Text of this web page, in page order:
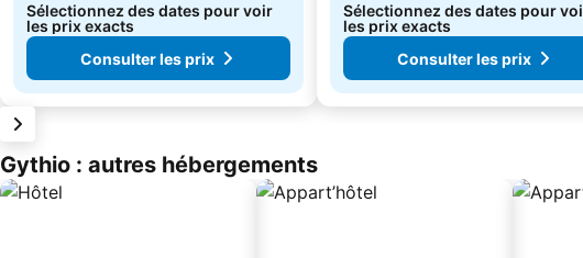
Sélectionnez des dates pour voir
les prix exacts
Consulter les prix
Sélectionnez des dates pour
les prix exacts
Consulter les prix
Gythio : autres hébergements